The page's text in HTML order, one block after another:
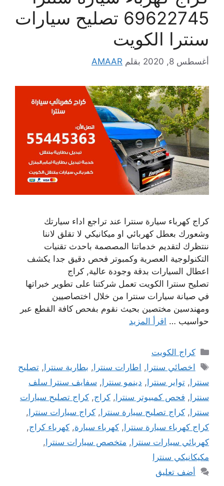
69622745 تصليح سيارات
سنترا الكويت
أغسطس 8, 2020 بقلم AMAAR
كراج كهرباء سيارة سنترا عند تراجع اداء سيارتك
وشعورك بعطل كهربائي او ميكانيكي لا تقلق لاننا
ننتظرك لتقديم خدماتنا المصصمة باحدث تقنيات
التكنولوجية العصرية وكمبوتر فحص دقيق جدا يكشف
اعطال السيارات بدقة وجودة عالية, كراج
تصليح سنترا الكويت تعمل شركتنا على تطوير خبراتها
في صيانة سيارات سنترا من خلال اختصاصيين
ومهندسين مختصين بحيث نقوم بفحص كافة القطع عبر
حواسيب … اقرأ المزيد
التصنيفات
كراج الكويت
الوسوم
اخصائي سنترا , اطارات سنترا , بطارية سنترا ,تصليح
سنترا , تواير سنترا , دينمو سنترا , سفايف سنترا سلف
سنترا , فحص كمبيوتر سنترا , كراج, كراج تصليح سيارات
سنترا , كراج تصليح سيارة سنترا , كراج سيارات سنترا ,
كراج كهرباء سيارة سنترا , كهرباء سيارة, كهرباء كراج,
كهربائي سيارات سنترا , متخصص سيارات سنترا ,
مكيكانيكي سنترا
أضف تعليق